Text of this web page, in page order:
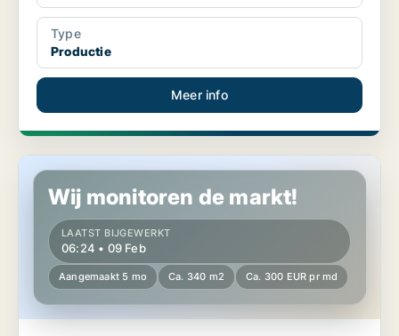
Type
Productie
Meer info
Productie in Rotterdam
Wij monitoren de markt!
LAATST BIJGEWERKT
06:24 • 09 Feb
Aangemaakt 5 mo Ca. 340 m2 Ca. 300 EUR pr md